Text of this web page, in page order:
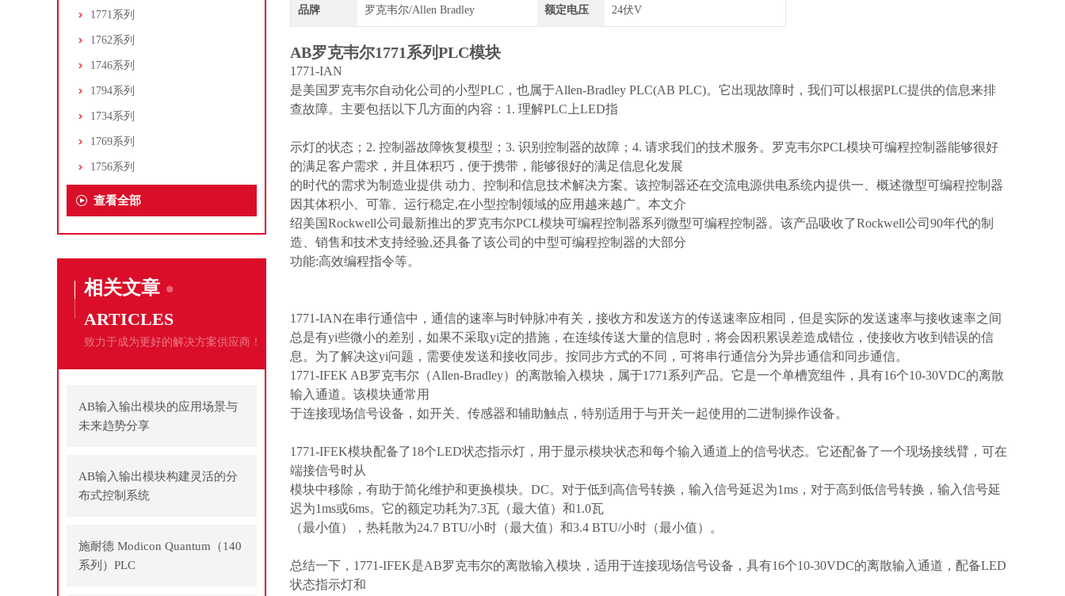
1771系列
1762系列
1746系列
1794系列
1734系列
1769系列
1756系列
查看全部
相关文章
ARTICLES
致力于成为更好的解决方案供应商！
AB输入输出模块的应用场景与
未来趋势分享
AB输入输出模块构建灵活的分
布式控制系统
施耐德 Modicon Quantum（140
系列）PLC
品牌 罗克韦尔/Allen Bradley 额定电压 24伏V
AB罗克韦尔1771系列PLC模块
1771-IAN
是美国罗克韦尔自动化公司的小型PLC，也属于Allen-Bradley PLC(AB PLC)。它出现故障时，我们可以根据PLC提供的信息来排
查故障。主要包括以下几方面的内容：1. 理解PLC上LED指
示灯的状态；2. 控制器故障恢复模型；3. 识别控制器的故障；4. 请求我们的技术服务。罗克韦尔PCL模块可编程控制器能够很好
的满足客户需求，并且体积巧，便于携带，能够很好的满足信息化发展
的时代的需求为制造业提供 动力、控制和信息技术解决方案。该控制器还在交流电源供电系统内提供一、概述微型可编程控制器
因其体积小、可靠、运行稳定,在小型控制领域的应用越来越广。本文介
绍美国Rockwell公司最新推出的罗克韦尔PCL模块可编程控制器系列微型可编程控制器。该产品吸收了Rockwell公司90年代的制
造、销售和技术支持经验,还具备了该公司的中型可编程控制器的大部分
功能:高效编程指令等。
1771-IAN在串行通信中，通信的速率与时钟脉冲有关，接收方和发送方的传送速率应相同，但是实际的发送速率与接收速率之间
总是有yi些微小的差别，如果不采取yi定的措施，在连续传送大量的信息时，将会因积累误差造成错位，使接收方收到错误的信
息。为了解决这yi问题，需要使发送和接收同步。按同步方式的不同，可将串行通信分为异步通信和同步通信。
1771-IFEK AB罗克韦尔（Allen-Bradley）的离散输入模块，属于1771系列产品。它是一个单槽宽组件，具有16个10-30VDC的离散
输入通道。该模块通常用
于连接现场信号设备，如开关、传感器和辅助触点，特别适用于与开关一起使用的二进制操作设备。
1771-IFEK模块配备了18个LED状态指示灯，用于显示模块状态和每个输入通道上的信号状态。它还配备了一个现场接线臂，可在
端接信号时从
模块中移除，有助于简化维护和更换模块。DC。对于低到高信号转换，输入信号延迟为1ms，对于高到低信号转换，输入信号延
迟为1ms或6ms。它的额定功耗为7.3瓦（最大值）和1.0瓦
（最小值），热耗散为24.7 BTU/小时（最大值）和3.4 BTU/小时（最小值）。
总结一下， 1771-IFEK是AB罗克韦尔的离散输入模块，适用于连接现场信号设备，具有16个10-30VDC的离散输入通道，配备LED
状态指示灯和